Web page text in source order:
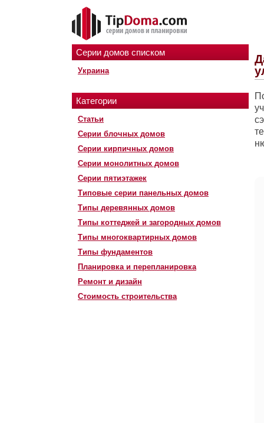
Серии домов списком
Украина
Категории
Статьи
Серии блочных домов
Серии кирпичных домов
Серии монолитных домов
Серии пятиэтажек
Типовые серии панельных домов
Типы деревянных домов
Типы коттеджей и загородных домов
Типы многоквартирных домов
Типы фундаментов
Планировка и перепланировка
Ремонт и дизайн
Стоимость строительства